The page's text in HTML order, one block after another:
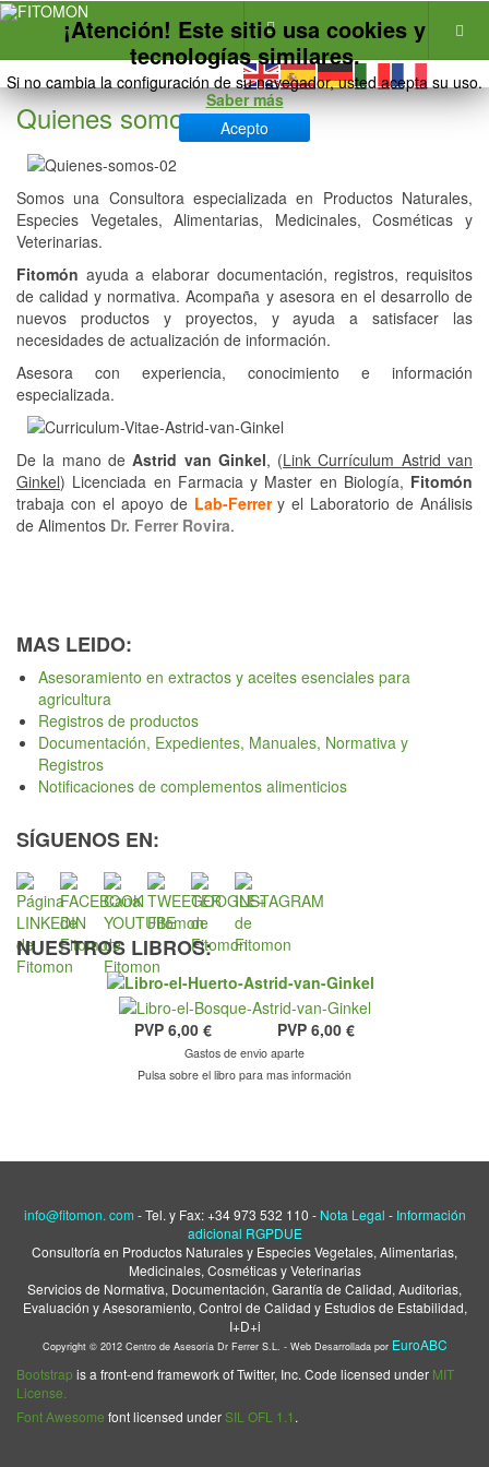
Quienes somos
Somos una Consultora especializada en Productos Naturales,
Especies Vegetales, Alimentarias, Medicinales, Cosméticas y
Veterinarias.
Fitomón ayuda a elaborar documentación, registros, requisitos
de calidad y normativa. Acompaña y asesora en el desarrollo de
nuevos productos y proyectos, y ayuda a satisfacer las
necesidades de actualización de información.
Asesora con experiencia, conocimiento e información
especializada.
De la mano deAstrid van Ginkel, (Link Currículum Astrid van
Ginkel) Licenciada en Farmacia y Master en Biología, Fitomón
trabaja con el apoyo de Lab-Ferrery el Laboratorio de Análisis
de Alimentos Dr. Ferrer Rovira.
MAS LEIDO:
Asesoramiento en extractos y aceites esenciales para
agricultura
Registros de productos
Documentación, Expedientes, Manuales, Normativa y
Registros
Notificaciones de complementos alimenticios
SÍGUENOS EN:
NUESTROS LIBROS:
PVP 6,00 € PVP 6,00 €
Gastos de envio aparte
Pulsa sobre el libro para mas información
¡Atención! Este sitio usa cookies y
tecnologías similares.
Si no cambia la configuración de su navegador, usted acepta su uso.
Saber más
Acepto
info@fitomon. com - Tel. y Fax: +34 973 532 110 - Nota Legal - Información
adicional RGPDUE
Consultoría en Productos Naturales y Especies Vegetales, Alimentarias,
Medicinales, Cosméticas y Veterinarias
Servicios de Normativa, Documentación, Garantía de Calidad, Auditorias,
Evaluación y Asesoramiento, Control de Calidad y Estudios de Estabilidad,
I+D+i
Copyright © 2012 Centro de Asesoría Dr Ferrer S.L. - Web Desarrollada por EuroABC
Bootstrap is a front-end framework of Twitter, Inc. Code licensed under MIT
License.
Font Awesome font licensed underSIL OFL 1.1 .